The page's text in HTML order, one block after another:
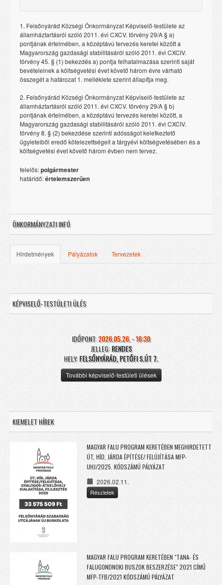
1. Felsőnyárád Községi Önkormányzat Képviselő-testülete az
államháztartásról szóló 2011. évi CXCV. törvény 29/A § a)
pontjának értelmében, a középtávú tervezés keretei között a
Magyarország gazdasági stabilitásáról szóló 2011. évi CXCIV.
törvény 45. § (1) bekezdés a) pontja felhatalmazása szerinti saját
bevételeinek a költségvetési évet követő három évre várható
összegét a határozat 1. melléklete szerint állapítja meg.
2. Felsőnyárád Községi Önkormányzat Képviselő-testülete az
államháztartásról szóló 2011. évi CXCV. törvény 29/A § b)
pontjának értelmében, a középtávú tervezés keretei között, a
Magyarország gazdasági stabilitásáról szóló 2011. évi CXCIV.
törvény 8. § (2) bekezdése szerinti adósságot keletkeztető
ügyleteiből eredő kötelezettségeit a tárgyévi költségvetésében és a
költségvetési évet követő három évben nem tervez.
felelős:polgármester
határidő:értelemszerűen
ÖNKORMÁNYZATI INFÓ
Hirdetmények Pályázatok Tervezetek
KÉPVISELŐ-TESTÜLETI ÜLÉS
IDŐPONT:2026.05.26. - 16:30
JELLEG:RENDES
HELY:FELSŐNYÁRÁD, PETŐFI S.ÚT 7.
További képviselő-testületi ülések
KIEMELET HÍREK
MAGYAR FALU PROGRAM KERETÉBEN MEGHIRDETETT
ÚT, HÍD, JÁRDA ÉPÍTÉSE/ FELÚJÍTÁSA MFP-
UHJ/2025. KÓDSZÁMÚ PÁLYÁZAT
2026.02.11.
Részletek
MAGYAR FALU PROGRAM KERETÉBEN "TANA- ÉS
FALUGONDNOKI BUSZOK BESZERZÉSE" 2021 CÍMŰ
MFP-TFB/2021 KÓDSZÁMÚ PÁLYÁZAT